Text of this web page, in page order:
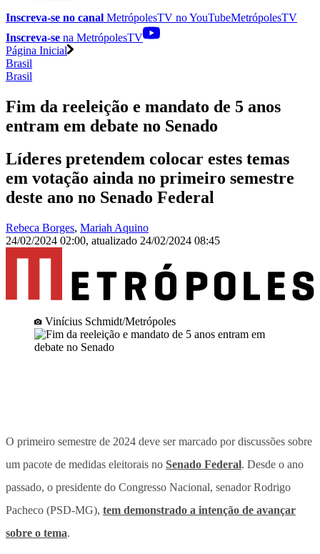
Inscreva-se no canal MetrópolesTV noYouTubeMetrópolesTV
Inscreva-se na MetrópolesTV
Página Inicial
Brasil
Brasil
Fim da reeleição e mandato de 5 anos
entram em debate no Senado
Líderes pretendem colocar estes temas
em votação ainda no primeiro semestre
deste ano no Senado Federal
Rebeca Borges, Mariah Aquino
24/02/2024 02:00, atualizado 24/02/2024 08:45
Vinícius Schmidt/Metrópoles
O primeiro semestre de 2024 deve ser marcado por discussões sobre
um pacote de medidas eleitorais no Senado Federal. Desde o ano
passado, o presidente do Congresso Nacional, senador Rodrigo
Pacheco (PSD-MG), tem demonstrado a intenção de avançar
sobre o tema.